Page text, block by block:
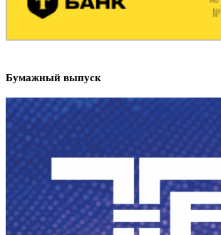
Бумажный выпуск